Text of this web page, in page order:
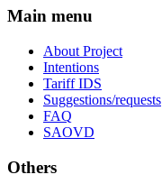
Main menu
About Project
Intentions
Tariff IDS
Suggestions/requests
FAQ
SAOVD
Others